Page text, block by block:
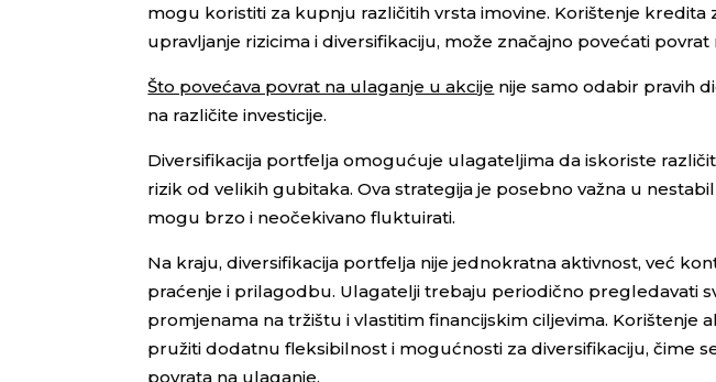
mogu koristiti za kupnju različitih vrsta imovine. Korištenje kredita
upravljanje rizicima i diversifikaciju, može značajno povećati povrat
Što povećava povrat na ulaganje u akcije nije samo odabir pravih
na različite investicije.
Diversifikacija portfelja omogućuje ulagateljima da iskoriste
rizik od velikih gubitaka. Ova strategija je posebno važna u
mogu brzo i neočekivano fluktuirati.
Na kraju, diversifikacija portfelja nije jednokratna aktivnost, već
praćenje i prilagodbu. Ulagatelji trebaju periodično pregledavati
promjenama na tržištu i vlastitim financijskim ciljevima. Korištenje
pružiti dodatnu fleksibilnost i mogućnosti za diversifikaciju, čime
povrata na ulaganje.